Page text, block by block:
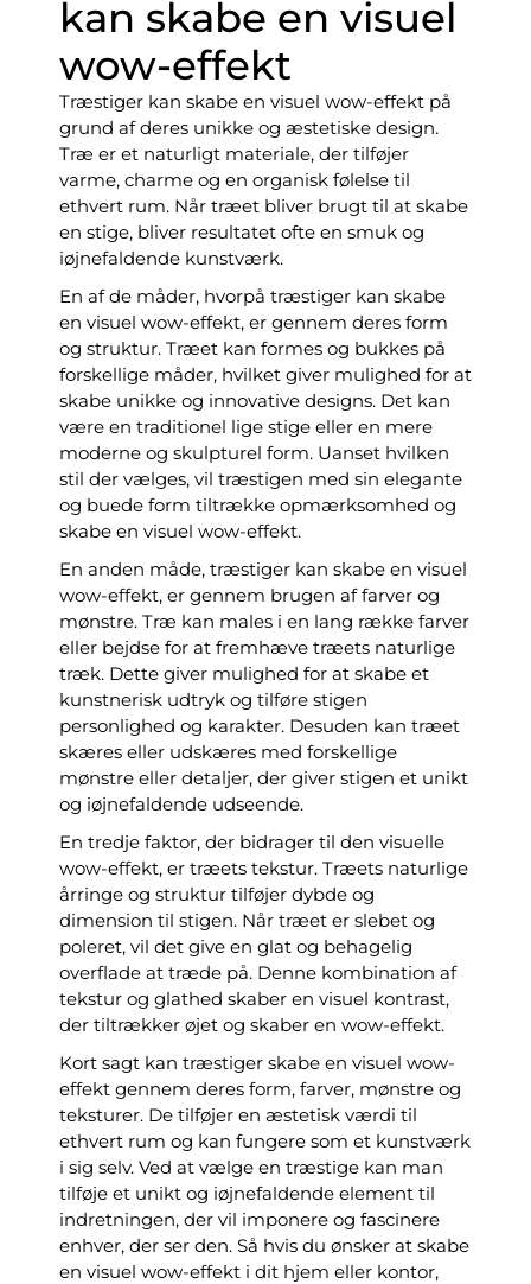
kan skabe en visuel
wow-effekt
Træstiger kan skabe en visuel wow-effekt på
grund af deres unikke og æstetiske design.
Træ er et naturligt materiale, der tilføjer
varme, charme og en organisk følelse til
ethvert rum. Når træet bliver brugt til at skabe
en stige, bliver resultatet ofte en smuk og
iøjnefaldende kunstværk.
En af de måder, hvorpå træstiger kan skabe
en visuel wow-effekt, er gennem deres form
og struktur. Træet kan formes og bukkes på
forskellige måder, hvilket giver mulighed for at
skabe unikke og innovative designs. Det kan
være en traditionel lige stige eller en mere
moderne og skulpturel form. Uanset hvilken
stil der vælges, vil træstigen med sin elegante
og buede form tiltrække opmærksomhed og
skabe en visuel wow-effekt.
En anden måde, træstiger kan skabe en visuel
wow-effekt, er gennem brugen af farver og
mønstre. Træ kan males i en lang række farver
eller bejdse for at fremhæve træets naturlige
træk. Dette giver mulighed for at skabe et
kunstnerisk udtryk og tilføre stigen
personlighed og karakter. Desuden kan træet
skæres eller udskæres med forskellige
mønstre eller detaljer, der giver stigen et unikt
og iøjnefaldende udseende.
En tredje faktor, der bidrager til den visuelle
wow-effekt, er træets tekstur. Træets naturlige
årringe og struktur tilføjer dybde og
dimension til stigen. Når træet er slebet og
poleret, vil det give en glat og behagelig
overflade at træde på. Denne kombination af
tekstur og glathed skaber en visuel kontrast,
der tiltrækker øjet og skaber en wow-effekt.
Kort sagt kan træstiger skabe en visuel wow-
effekt gennem deres form, farver, mønstre og
teksturer. De tilføjer en æstetisk værdi til
ethvert rum og kan fungere som et kunstværk
i sig selv. Ved at vælge en træstige kan man
tilføje et unikt og iøjnefaldende element til
indretningen, der vil imponere og fascinere
enhver, der ser den. Så hvis du ønsker at skabe
en visuel wow-effekt i dit hjem eller kontor,